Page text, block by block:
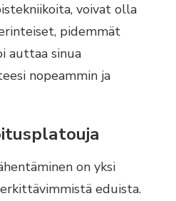
voivat olla
pidemmät
auttaa sinua
nopeammin ja
on yksi
eduista.